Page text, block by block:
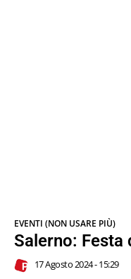
EVENTI (NON USARE PIÙ)
Salerno: Festa
17 Agosto 2024 - 15:29